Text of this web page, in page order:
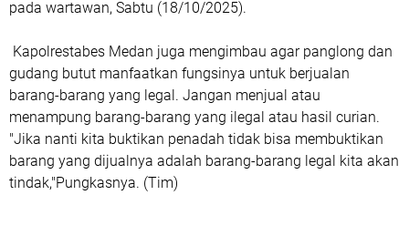
pada wartawan, Sabtu (18/10/2025).
Kapolrestabes Medan juga mengimbau agar panglong dan
gudang butut manfaatkan fungsinya untuk berjualan
barang-barang yang legal. Jangan menjual atau
menampung barang-barang yang ilegal atau hasil curian.
"Jika nanti kita buktikan penadah tidak bisa membuktikan
barang yang dijualnya adalah barang-barang legal kita akan
tindak,"Pungkasnya. (Tim)